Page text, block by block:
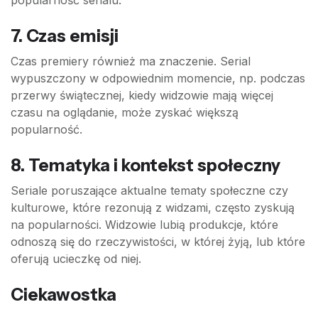
7. Czas emisji
Czas premiery również ma znaczenie. Serial
wypuszczony w odpowiednim momencie, np. podczas
przerwy świątecznej, kiedy widzowie mają więcej
czasu na oglądanie, może zyskać większą
popularność.
8. Tematyka i kontekst społeczny
Seriale poruszające aktualne tematy społeczne czy
kulturowe, które rezonują z widzami, często zyskują
na popularności. Widzowie lubią produkcje, które
odnoszą się do rzeczywistości, w której żyją, lub które
oferują ucieczkę od niej.
Ciekawostka